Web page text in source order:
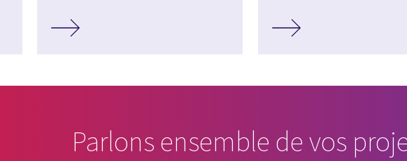
Parlons ensemble de vos